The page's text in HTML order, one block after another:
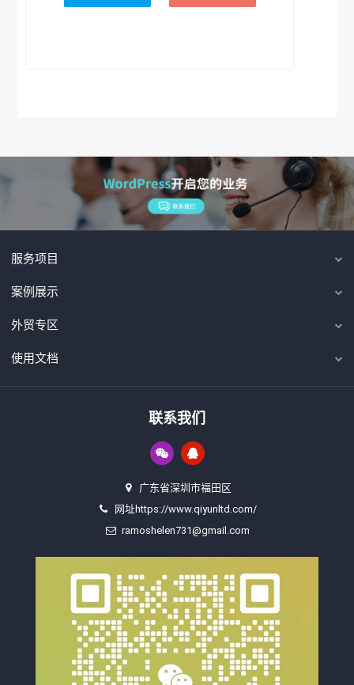
服务项目
案例展示
外贸专区
使用文档
联系我们
广东省深圳市福田区
网址https://www.qiyunltd.com/
ramoshelen731@gmail.com